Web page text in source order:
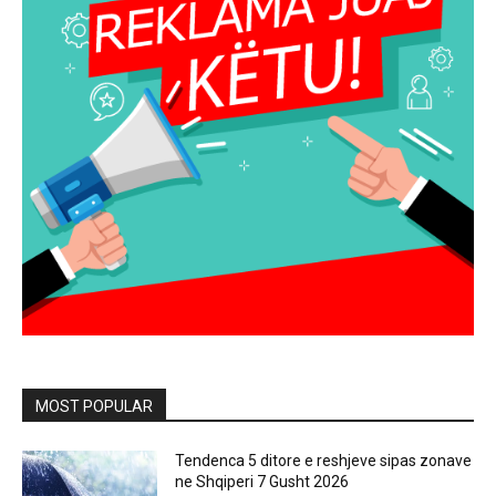
MOST POPULAR
Tendenca 5 ditore e reshjeve sipas zonave
ne Shqiperi 7 Gusht 2026